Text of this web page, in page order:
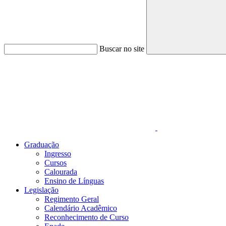
Buscar no site
Graduação
Ingresso
Cursos
Calourada
Ensino de Línguas
Legislação
Regimento Geral
Calendário Acadêmico
Reconhecimento de Curso